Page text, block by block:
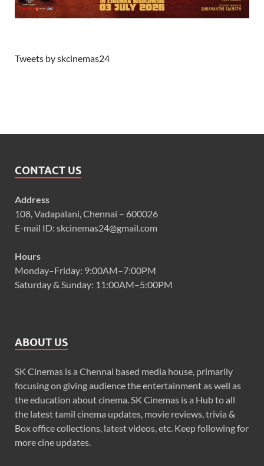
Tweets by skcinemas24
CONTACT US
Address
108, Vadapalani, Chennai – 600026
E-mail ID: skcinemas24@gmail.com
Hours
Monday–Friday: 9:00AM–7:00PM
Saturday & Sunday: 11:00AM–5:00PM
ABOUT US
SK Cinemas is a Chennai based media house, primarily
focusing on giving audience the entertainment as well as
the education about cinema. SK Cinemas is a Hub to all
the latest tamil cinema updates, movie reviews, trivia &
Box office collections, latest videos, etc. Keep following for
more cine updates.